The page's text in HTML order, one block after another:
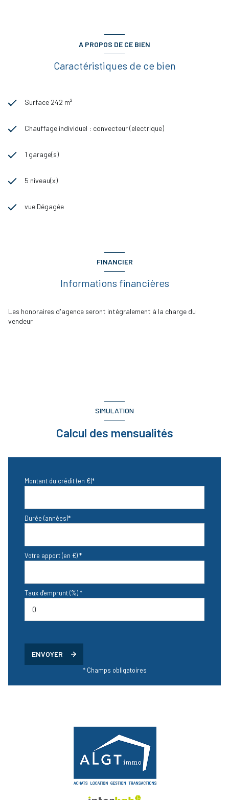
vous aurez même l'opportunité d'optimiser le rendement avec le local
commercial lorsque vous l'aurez loué.
Ne manquez pas cette occasion exceptionnelle d'investir dans un
immeuble au potentiel illimité.
Prix de vente 440000 €
Contactez-nous dès aujourd'hui pour obtenir plus d'informations sur
A PROPOS DE CE BIEN
Caractéristiques de ce bien
Surface 242 m²
Chauffage individuel : convecteur (electrique)
1 garage(s)
5 niveau(x)
vue Dégagée
FINANCIER
Informations financières
Les honoraires d'agence seront intégralement à la charge du
vendeur
SIMULATION
Calcul des mensualités
Montant du crédit (en €)*
Durée (années)*
Votre apport (en €) *
Taux d'emprunt (%) *
ENVOYER
* Champs obligatoires